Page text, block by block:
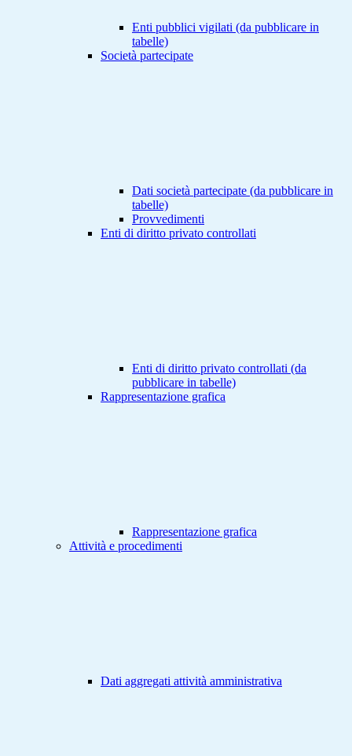
Enti pubblici vigilati (da pubblicare in
tabelle)
Società partecipate
Dati società partecipate (da pubblicare in
tabelle)
Provvedimenti
Enti di diritto privato controllati
Enti di diritto privato controllati (da
pubblicare in tabelle)
Rappresentazione grafica
Rappresentazione grafica
Attività e procedimenti
Dati aggregati attività amministrativa